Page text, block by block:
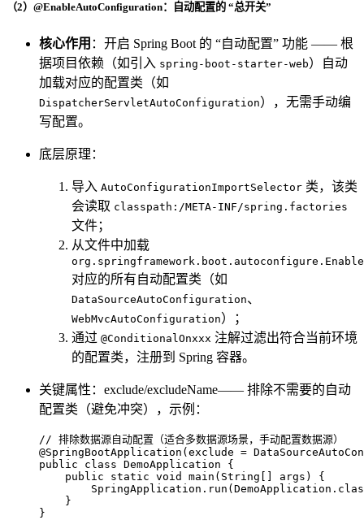
（2）@EnableAutoConfiguration：自动配置的 “总开关”
核心作用 ：开启 Spring Boot 的 “自动配置” 功能 —— 根
据项目依赖（如引入 spring-boot-starter-web）自动
加载对应的配置类（如
DispatcherServletAutoConfiguration），无需手动编
写配置。
底层原理：
导入 AutoConfigurationImportSelector 类，该类
会读取 classpath:/META-INF/spring.factories
文件；
从文件中加载
对应的所有自动配置类（如
DataSourceAutoConfiguration、
WebMvcAutoConfiguration）；
通过 @ConditionalOnxxx 注解过滤出符合当前环境
的配置类，注册到 Spring 容器。
关键属性：exclude/excludeName—— 排除不需要的自动
配置类（避免冲突），示例：
// 排除数据源自动配置（适合多数据源场景，手动配置数据源）
@SpringBootApplication(exclude =
public
class DemoApplication {
public
static void main (String[] args)
{
    }
}